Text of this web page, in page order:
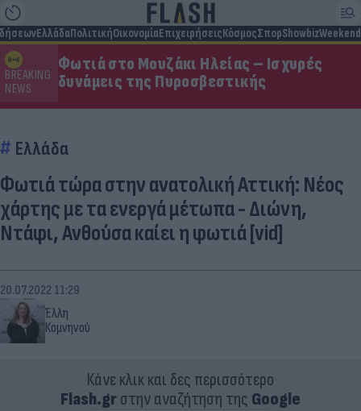
ΕλλάδαΠολιτικήΟικονομίαΕπιχειρήσειςΚόσμοςΣπορShowbizWeekend
BREAKING
NEWS
Φωτιά στο Μουζάκι Ηλείας – Ισχυρές
δυνάμεις της Πυροσβεστικής
Ελλάδα
Φωτιά τώρα στην ανατολική Αττική: Νέος
χάρτης με τα ενεργά μέτωπα - Διώνη,
Ντάφι, Ανθούσα καίει η φωτιά [vid]
Έλλη
Κομνηνού
20.07.2022 11:29
Κάνε κλικ και δες περισσότερο
Flash.grστην αναζήτηση της Google